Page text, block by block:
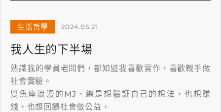
生活哲學 2024.05.21
我人生的下半場
熟識我的學員老闆們，都知道我喜歡實作，喜歡親手做
社會實驗。
雙魚座浪漫的MJ，總是想驗証自己的想法，也想賺
錢，也想回饋社會做公益，